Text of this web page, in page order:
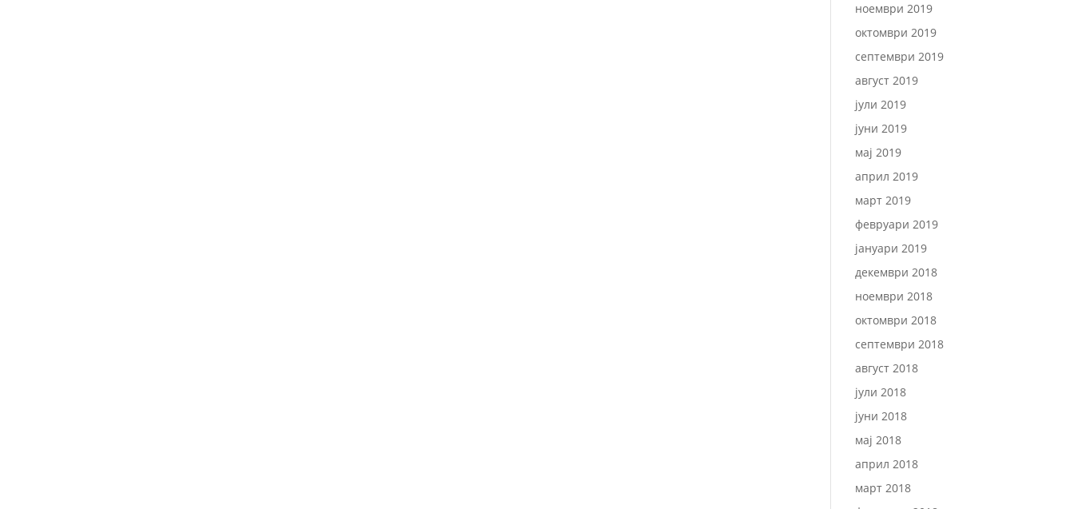
ноември 2019
октомври 2019
септември 2019
август 2019
јули 2019
јуни 2019
мај 2019
април 2019
март 2019
февруари 2019
јануари 2019
декември 2018
ноември 2018
октомври 2018
септември 2018
август 2018
јули 2018
јуни 2018
мај 2018
април 2018
март 2018